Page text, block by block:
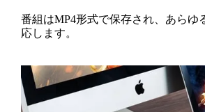
番組はMP4形式で保存され、あらゆ
応します。